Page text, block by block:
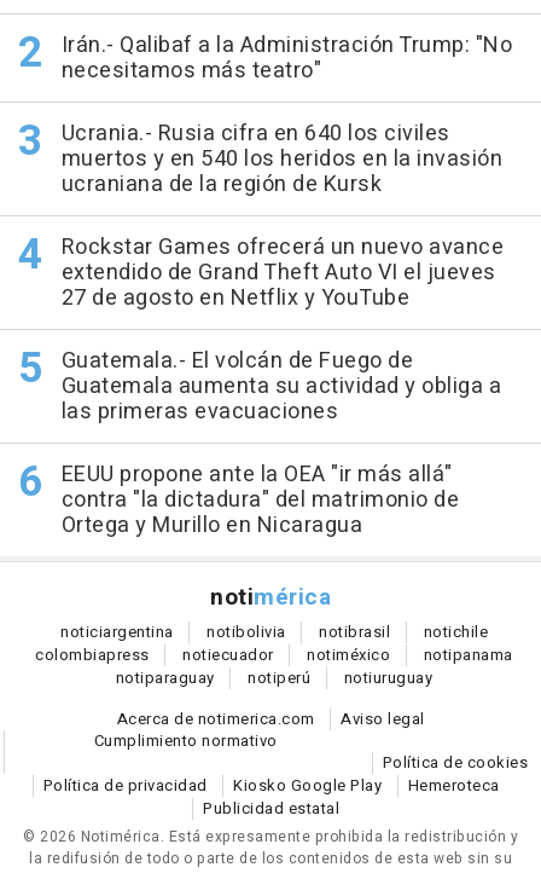
Irán.- Qalibaf a la Administración Trump: "No
necesitamos más teatro"
Ucrania.- Rusia cifra en 640 los civiles
muertos y en 540 los heridos en la invasión
ucraniana de la región de Kursk
Rockstar Games ofrecerá un nuevo avance
extendido de Grand Theft Auto VI el jueves
27 de agosto en Netflix y YouTube
Guatemala.- El volcán de Fuego de
Guatemala aumenta su actividad y obliga a
las primeras evacuaciones
EEUU propone ante la OEA "ir más allá"
contra "la dictadura" del matrimonio de
Ortega y Murillo en Nicaragua
notimérica
noticiargentina notibolivia notibrasil notichile
colombiapress notiecuador notiméxico notipanama
notiparaguay notiperú notiuruguay
Acerca de notimerica.com
Aviso legal
Cumplimiento normativo
Política de cookies
Política de privacidad
Kiosko Google Play
Hemeroteca
Publicidad estatal
© 2026 Notimérica. Está expresamente prohibida la redistribución y
la redifusión de todo o parte de los contenidos de esta web sin su